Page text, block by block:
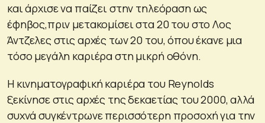
και άρχισε να παίζει στην τηλεόραση ως
έφηβος,πριν μετακομίσει στα 20 του στο Λος
Άντζελες στις αρχές των 20 του, όπου έκανε μια
τόσο μεγάλη καριέρα στη μικρή οθόνη.
Η κινηματογραφική καριέρα του Reynolds
ξεκίνησε στις αρχές της δεκαετίας του 2000, αλλά
συχνά συγκέντρωνε περισσότερη προσοχή για την